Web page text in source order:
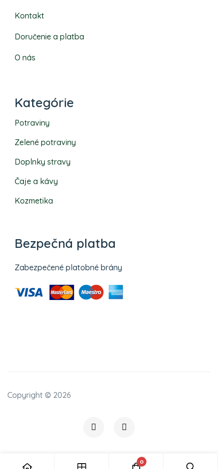
Kontakt
Doručenie a platba
O nás
Kategórie
Potraviny
Zelené potraviny
Doplnky stravy
Čaje a kávy
Kozmetika
Bezpečná platba
Zabezpečené platobné brány
Copyright © 2026
0